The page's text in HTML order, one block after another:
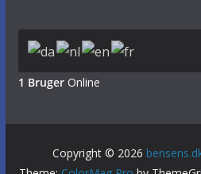
1 BrugerOnline
Copyright © 2026